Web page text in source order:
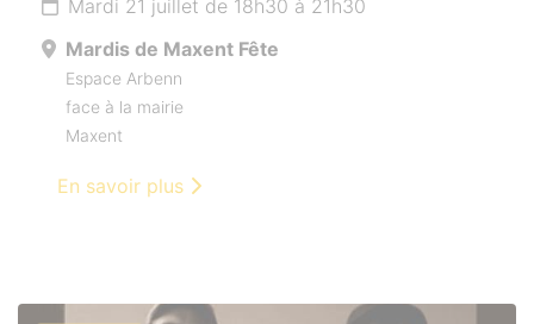
Mardi 21 juillet de 18h30 à 21h30
Mardis de Maxent Fête
Espace Arbenn
face à la mairie
Maxent
En savoir plus